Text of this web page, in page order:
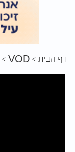
דף הבית VOD